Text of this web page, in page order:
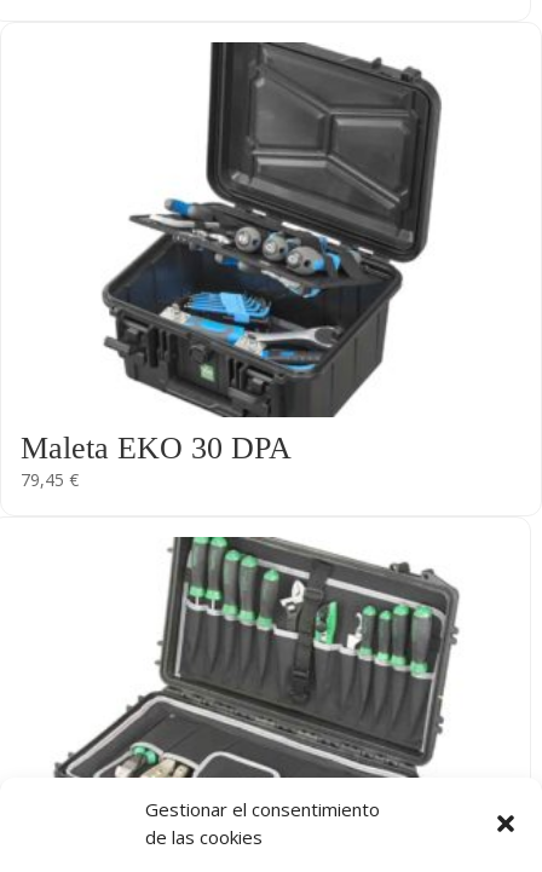
Gestionar el consentimiento
de las cookies
Maleta EKO 30 DPA
79,45 €